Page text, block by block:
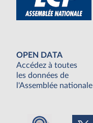
OPEN DATA
Accédez à toutes
les données de
l'Assemblée nationale